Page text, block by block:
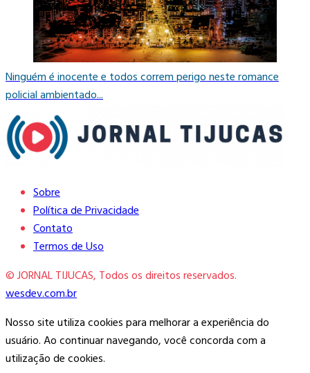
Ninguém é inocente e todos correm perigo neste romance
policial ambientado...
Sobre
Política de Privacidade
Contato
Termos de Uso
© JORNAL TIJUCAS, Todos os direitos reservados.
wesdev.com.br
Nosso site utiliza cookies para melhorar a experiência do
usuário. Ao continuar navegando, você concorda com a
utilização de cookies.